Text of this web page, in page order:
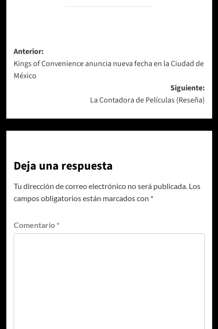
Navegación
de
entradas
Anterior:
Kings of Convenience anuncia nueva fecha en la Ciudad de
México
Siguiente:
La Contadora de Películas (Reseña)
Deja una respuesta
Tu dirección de correo electrónico no será publicada. Los
campos obligatorios están marcados con *
Comentario *